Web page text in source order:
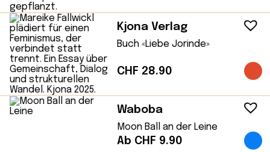
Kjona Verlag
Buch «Liebe Jorinde»
CHF 28.90
Waboba
Moon Ball an der Leine
Ab CHF 9.90